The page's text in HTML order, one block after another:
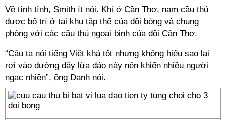
Về tính tình, Smith ít nói. Khi ở Cần Thơ, nam cầu thủ
được bố trí ở tại khu tập thể của đội bóng và chung
phòng với các cầu thủ ngoại binh của đội Cần Thơ.
“Cậu ta nói tiếng Việt khá tốt nhưng không hiểu sao lại
rơi vào đường dây lừa đảo này nên khiến nhiều người
ngạc nhiên”, ông Danh nói.